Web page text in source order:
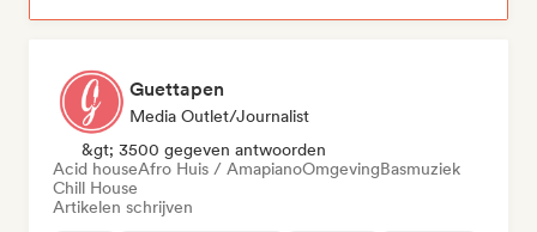
Guettapen
Media Outlet/Journalist
&gt; 3500 gegeven antwoorden
Acid houseAfro Huis / AmapianoOmgevingBasmuziek
Chill House
Artikelen schrijven